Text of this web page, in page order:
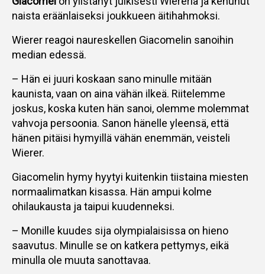
naista eräänlaiseksi joukkueen äitihahmoksi.
Wierer reagoi naureskellen Giacomelin sanoihin
median edessä.
– Hän ei juuri koskaan sano minulle mitään
kaunista, vaan on aina vähän ilkeä. Riitelemme
joskus, koska kuten hän sanoi, olemme molemmat
vahvoja persoonia. Sanon hänelle yleensä, että
hänen pitäisi hymyillä vähän enemmän, veisteli
Wierer.
Giacomelin hymy hyytyi kuitenkin tiistaina miesten
normaalimatkan kisassa. Hän ampui kolme
ohilaukausta ja taipui kuudenneksi.
– Monille kuudes sija olympialaisissa on hieno
saavutus. Minulle se on katkera pettymys, eikä
minulla ole muuta sanottavaa.